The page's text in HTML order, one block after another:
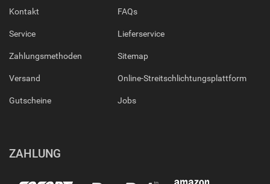
Kontakt
Service
Zahlungsmethoden
Versand
Gutscheine
FAQs
Lieferservice
Sitemap
Online-Streitschlichtungsplattform
Jobs
ZAHLUNG